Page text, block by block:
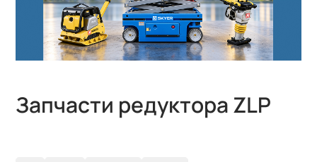
Запчасти редуктора ZLP